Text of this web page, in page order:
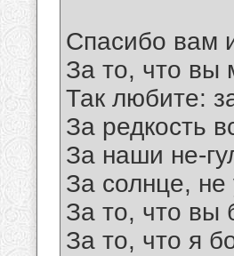
Спасибо вам
За то, что вы
Так любите:
За редкость
За наши не-
За солнце, не
За то, что вы
За то, что я